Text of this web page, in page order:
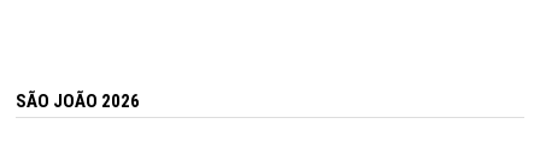
SÃO JOÃO 2026